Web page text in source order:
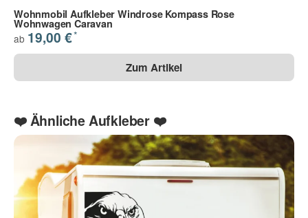
30 - silber met.
Die Datenschutzbestimmungen habe ich zur Kenntnis
genommen.(Lesen)
(* = Pflichtfelder)
Wohnmobil Aufkleber Windrose Kompass Rose
Wohnwagen Caravan
ab 19,00 €*
Zum Artikel
❤️ Ähnliche Aufkleber ❤️